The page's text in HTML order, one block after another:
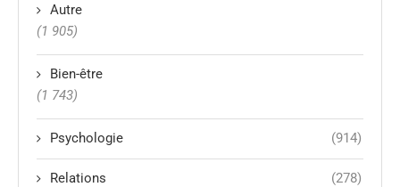
Autre
(1 905)
Bien-être
(1 743)
Psychologie (914)
Relations (278)